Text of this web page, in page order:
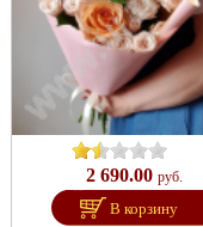
2 690.00 руб.
В корзину